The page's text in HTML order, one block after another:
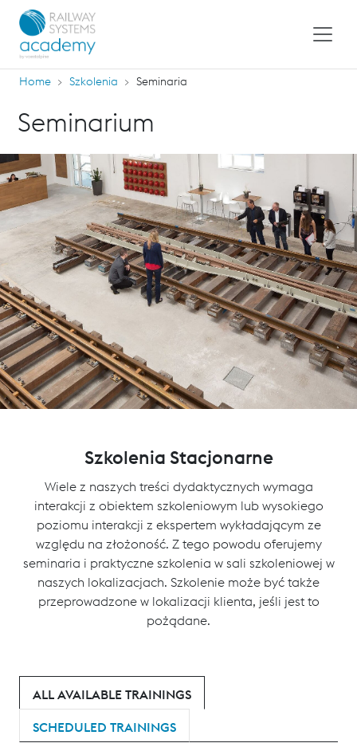
Home Szkolenia Seminaria
Seminarium
Szkolenia Stacjonarne
Wiele z naszych treści dydaktycznych wymaga
interakcji z obiektem szkoleniowym lub wysokiego
poziomu interakcji z ekspertem wykładającym ze
względu na złożoność. Z tego powodu oferujemy
seminaria i praktyczne szkolenia w sali szkoleniowej w
naszych lokalizacjach. Szkolenie może być także
przeprowadzone w lokalizacji klienta, jeśli jest to
pożądane.
ALL AVAILABLE TRAININGS
SCHEDULED TRAININGS